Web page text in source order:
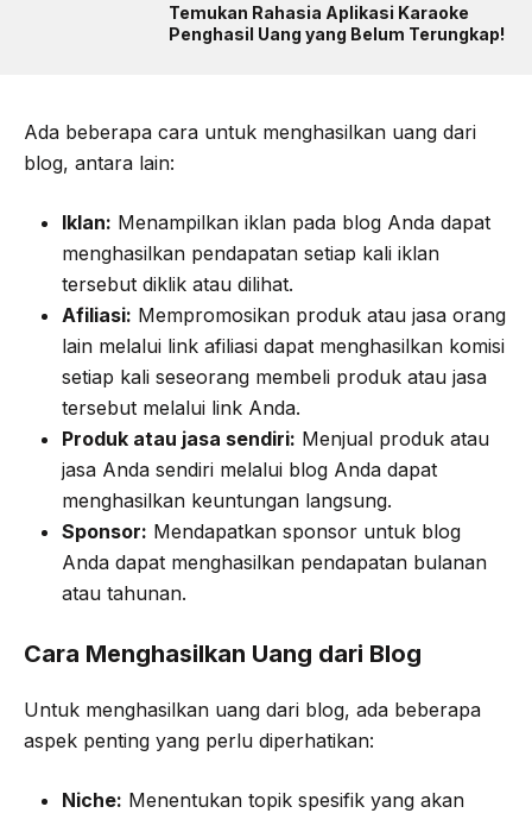
Temukan Rahasia Aplikasi Karaoke
Penghasil Uang yang Belum Terungkap!
Ada beberapa cara untuk menghasilkan uang dari
blog, antara lain:
Iklan: Menampilkan iklan pada blog Anda dapat
menghasilkan pendapatan setiap kali iklan
tersebut diklik atau dilihat.
Afiliasi: Mempromosikan produk atau jasa orang
lain melalui link afiliasi dapat menghasilkan komisi
setiap kali seseorang membeli produk atau jasa
tersebut melalui link Anda.
Produk atau jasa sendiri: Menjual produk atau
jasa Anda sendiri melalui blog Anda dapat
menghasilkan keuntungan langsung.
Sponsor: Mendapatkan sponsor untuk blog
Anda dapat menghasilkan pendapatan bulanan
atau tahunan.
Cara Menghasilkan Uang dari Blog
Untuk menghasilkan uang dari blog, ada beberapa
aspek penting yang perlu diperhatikan:
Niche: Menentukan topik spesifik yang akan